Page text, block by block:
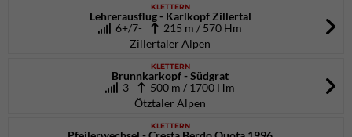
KLETTERN
Lehrerausflug - Karlkopf Zillertal
6+/7-
215 m / 570 Hm
Zillertaler Alpen
KLETTERN
Brunnkarkopf - Südgrat
3
500 m / 1700 Hm
Ötztaler Alpen
KLETTERN